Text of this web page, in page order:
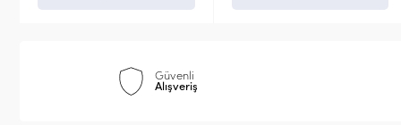
Güvenli
Alışveriş